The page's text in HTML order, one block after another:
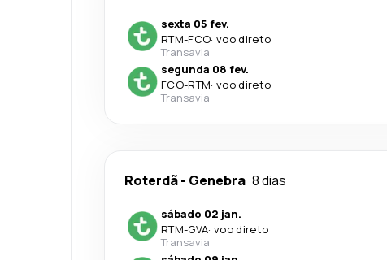
sexta 05 fev.
RTM-FCO· voo direto
Transavia
segunda 08 fev.
FCO-RTM· voo direto
Transavia
Roterdã- Genebra 8 dias
sábado 02 jan.
RTM-GVA· voo direto
Transavia